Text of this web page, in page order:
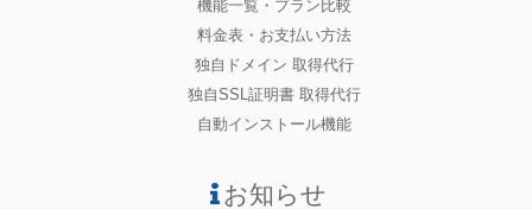
機能一覧・プラン比較
料金表・お支払い方法
独自ドメイン 取得代行
独自SSL証明書 取得代行
自動インストール機能
お知らせ